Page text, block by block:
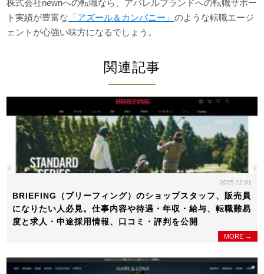
株式会社newnへの転職なら、アパレルブランドへの転職サポー
ト実績が豊富な 「アズール＆カンパニー」のような転職エージ
ェントが心強い味方になるでしょう。
関連記事
2025.12.01
BRIEFING（ブリーフィング）のショップスタッフ、販売員
になりたい人必見。仕事内容や待遇・年収・給与、転職難易
度と求人・中途採用情報、口コミ・評判を公開
MORE →